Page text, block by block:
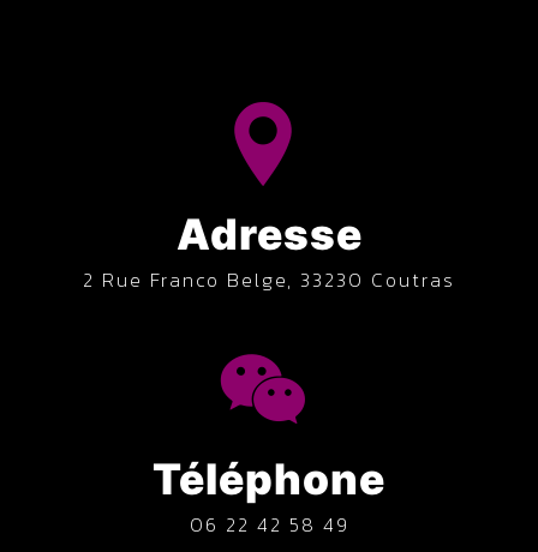
Adresse
2 Rue Franco Belge, 33230 Coutras
Téléphone
06 22 42 58 49